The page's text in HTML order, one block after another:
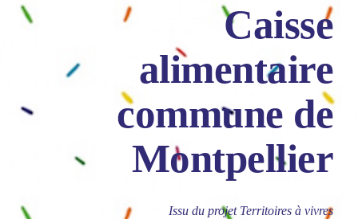
Caisse
alimentaire
commune de
Montpellier
Issu du projet Territoires à vivres